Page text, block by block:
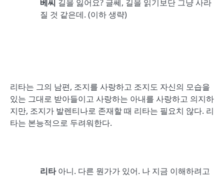
베씨 길을 잃어요? 글쎄, 길을 읽기보단 그냥 사라
질 것 같은데. (이하 생략)
리타는 그의 남편, 조지를 사랑하고 조지도 자신의 모습을
있는 그대로 받아들이고 사랑하는 아내를 사랑하고 의지하
지만, 조지가 발렌티나로 존재할 때 리타는 필요치 않다. 리
타는 본능적으로 두려워한다.
리타아니. 다른 뭔가가 있어. 나 지금 이해하려고